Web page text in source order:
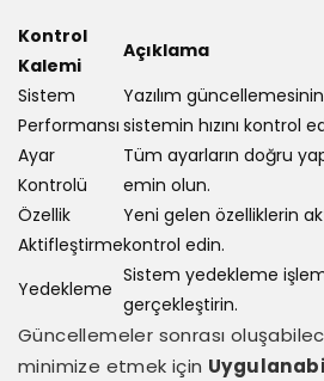
Kontrol
Kalemi
Açıklama
Sistem
Performansı
Yazılım
sistemin hızını kontrol
Ayar
Kontrolü
Tüm ayarların doğru
emin olun.
Özellik
Aktifleştirme
Yeni gelen özelliklerin
kontrol edin.
Yedekleme
Sistem yedekleme
gerçekleştirin.
Güncellemeler sonrası
minimize etmek için